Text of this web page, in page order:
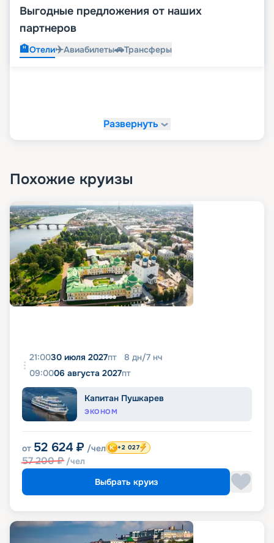
Выгодные предложения от наших
партнеров
🏨Отели✈️Авиабилеты🚗Трансферы
Развернуть
Похожие круизы
21:0030 июля 2027пт 8 дн/7 нч
09:0006 августа 2027пт
Капитан Пушкарев
ЭКОНОМ
от 52 624 ₽ /чел
57 200₽ /чел
+2 027
Выбрать круиз